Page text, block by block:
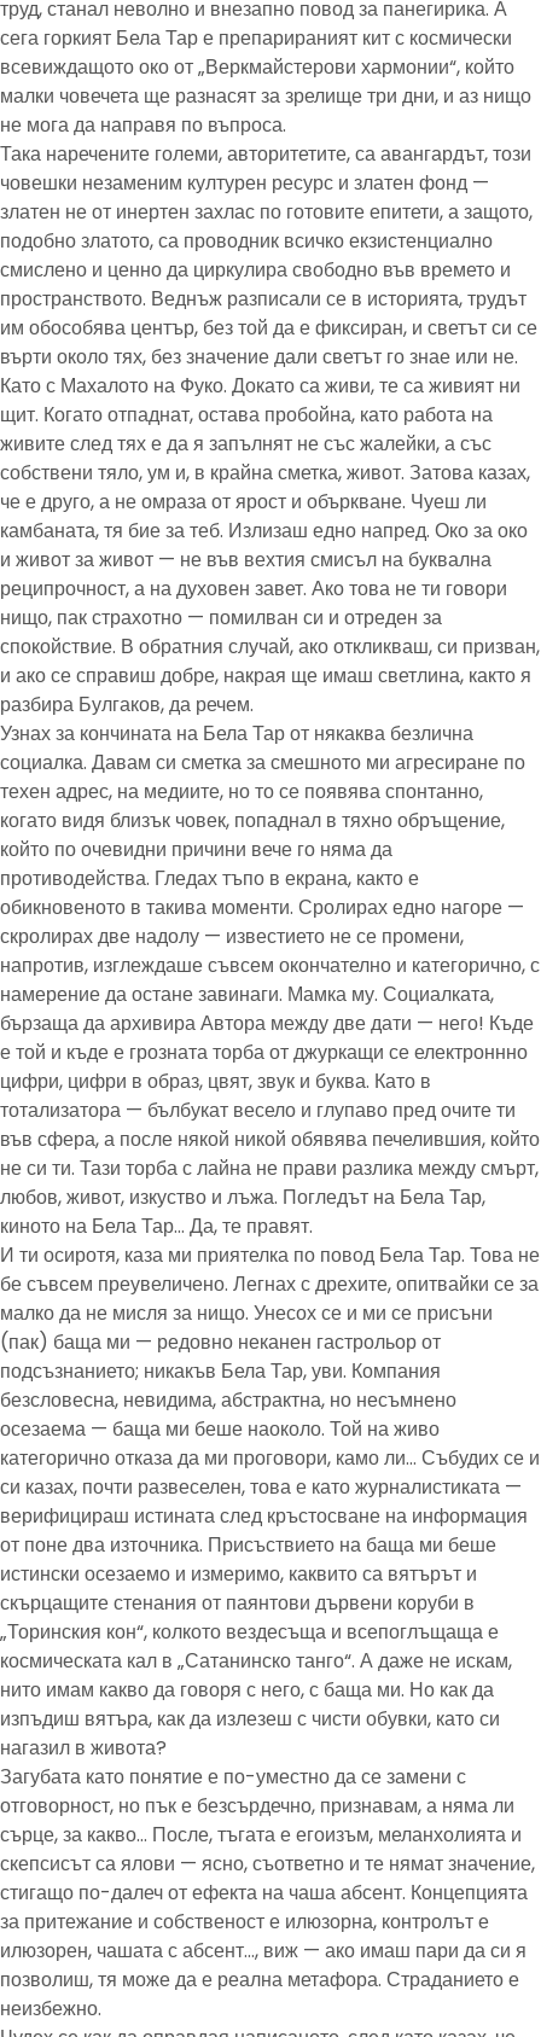
труд, станал неволно и внезапно повод за панегирика. А
сега горкият Бела Тар е препарираният кит с космически
всевиждащото око от „Веркмайстерови хармонии“, който
малки човечета ще разнасят за зрелище три дни, и аз нищо
не мога да направя по въпроса.
Така наречените големи, авторитетите, са авангардът, този
човешки незаменим културен ресурс и златен фонд —
златен не от инертен захлас по готовите епитети, а защото,
подобно златото, са проводник всичко екзистенциално
смислено и ценно да циркулира свободно във времето и
пространството. Веднъж разписали се в историята, трудът
им обособява център, без той да е фиксиран, и светът си се
върти около тях, без значение дали светът го знае или не.
Като с Махалото на Фуко. Докато са живи, те са живият ни
щит. Когато отпаднат, остава пробойна, като работа на
живите след тях е да я запълнят не със жалейки, а със
собствени тяло, ум и, в крайна сметка, живот. Затова казах,
че е друго, а не омраза от ярост и объркване. Чуеш ли
камбаната, тя бие за теб. Излизаш едно напред. Око за око
и живот за живот — не във вехтия смисъл на буквална
реципрочност, а на духовен завет. Ако това не ти говори
нищо, пак страхотно — помилван си и отреден за
спокойствие. В обратния случай, ако откликваш, си призван,
и ако се справиш добре, накрая ще имаш светлина, както я
разбира Булгаков, да речем.
Узнах за кончината на Бела Тар от някаква безлична
социалка. Давам си сметка за смешното ми агресиране по
техен адрес, на медиите, но то се появява спонтанно,
когато видя близък човек, попаднал в тяхно обръщение,
който по очевидни причини вече го няма да
противодейства. Гледах тъпо в екрана, както е
обикновеното в такива моменти. Сролирах едно нагоре —
скролирах две надолу — известието не се промени,
напротив, изглеждаше съвсем окончателно и категорично, с
намерение да остане завинаги. Мамка му. Социалката,
бързаща да архивира Автора между две дати — него! Къде
е той и къде е грозната торба от джуркащи се електроннно
цифри, цифри в образ, цвят, звук и буква. Като в
тотализатора — бълбукат весело и глупаво пред очите ти
във сфера, а после някой никой обявява печелившия, който
не си ти. Тази торба с лайна не прави разлика между смърт,
любов, живот, изкуство и лъжа. Погледът на Бела Тар,
киното на Бела Тар… Да, те правят.
И ти осиротя, каза ми приятелка по повод Бела Тар. Това не
бе съвсем преувеличено. Легнах с дрехите, опитвайки се за
малко да не мисля за нищо. Унесох се и ми се присъни
(пак) баща ми — редовно неканен гастрольор от
подсъзнанието; никакъв Бела Тар, уви. Компания
безсловесна, невидима, абстрактна, но несъмнено
осезаема — баща ми беше наоколо. Той на живо
категорично отказа да ми проговори, камо ли… Събудих се и
си казах, почти развеселен, това е като журналистиката —
верифицираш истината след кръстосване на информация
от поне два източника. Присъствието на баща ми беше
истински осезаемо и измеримо, каквито са вятърът и
скърцащите стенания от паянтови дървени коруби в
„Торинския кон“, колкото вездесъща и всепоглъщаща е
космическата кал в „Сатанинско танго“. А даже не искам,
нито имам какво да говоря с него, с баща ми. Но как да
изпъдиш вятъра, как да излезеш с чисти обувки, като си
нагазил в живота?
Загубата като понятие е по-уместно да се замени с
отговорност, но пък е безсърдечно, признавам, а няма ли
сърце, за какво… После, тъгата е егоизъм, меланхолията и
скепсисът са ялови — ясно, съответно и те нямат значение,
стигащо по-далеч от ефекта на чаша абсент. Концепцията
за притежание и собственост е илюзорна, контролът е
илюзорен, чашата с абсент…, виж — ако имаш пари да си я
позволиш, тя може да е реална метафора. Страданието е
неизбежно.